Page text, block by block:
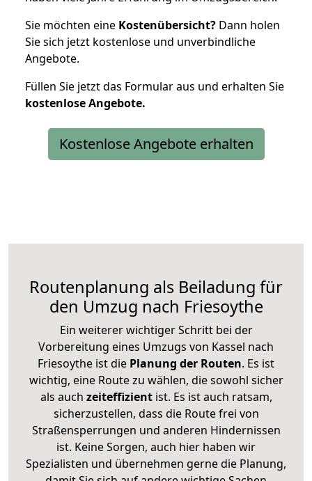
Sie möchten eine Kostenübersicht? Dann holen
Sie sich jetzt kostenlose und unverbindliche
Angebote.
Füllen Sie jetzt das Formular aus und erhalten Sie
kostenloseAngebote.
Kostenlose Angebote erhalten
Routenplanung als Beiladung für
den Umzug nach Friesoythe
Ein weiterer wichtiger Schritt bei der
Vorbereitung eines Umzugs von Kassel nach
Friesoythe ist die Planung der Routen. Es ist
wichtig, eine Route zu wählen, die sowohl sicher
als auch zeiteffizientist. Es ist auch ratsam,
sicherzustellen, dass die Route frei von
Straßensperrungen und anderen Hindernissen
ist. Keine Sorgen, auch hier haben wir
Spezialisten und übernehmen gerne die Planung,